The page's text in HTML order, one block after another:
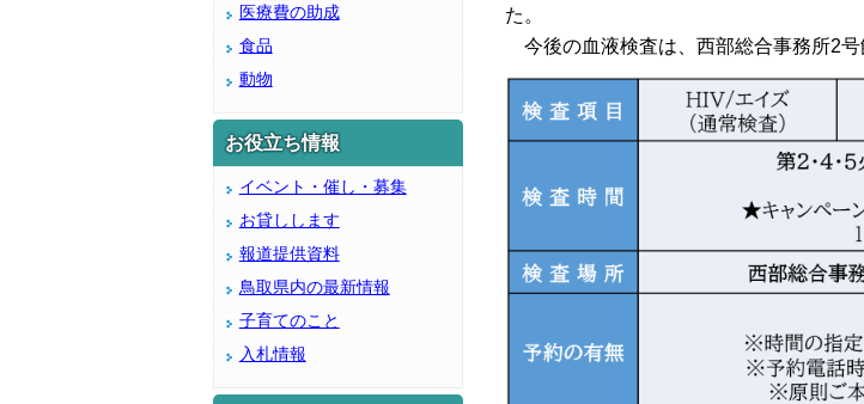
医療費の助成
食品
動物
お役立ち情報
イベント・催し・募集
お貸しします
報道提供資料
鳥取県内の最新情報
子育てのこと
入札情報
た。
今後の血液検査は、西部総合事務所2号